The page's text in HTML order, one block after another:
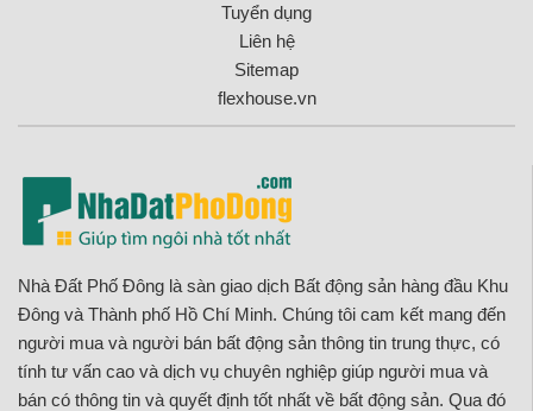
Tuyển dụng
Liên hệ
Sitemap
flexhouse.vn
Nhà Đất Phố Đông là sàn giao dịch Bất động sản hàng đầu Khu
Đông và Thành phố Hồ Chí Minh. Chúng tôi cam kết mang đến
người mua và người bán bất động sản thông tin trung thực, có
tính tư vấn cao và dịch vụ chuyên nghiệp giúp người mua và
bán có thông tin và quyết định tốt nhất về bất động sản. Qua đó